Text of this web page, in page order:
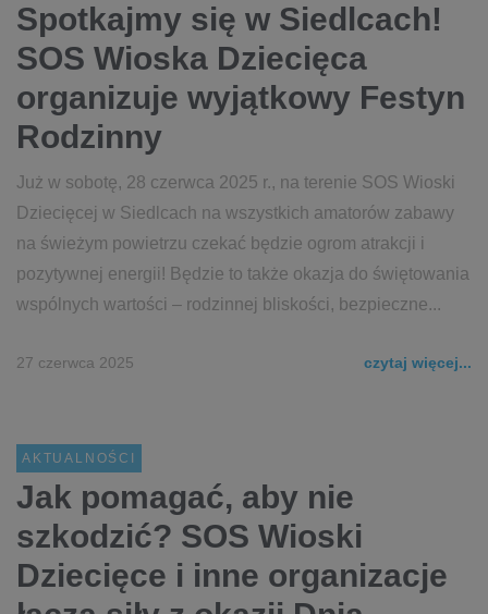
Spotkajmy się w Siedlcach!
SOS Wioska Dziecięca
organizuje wyjątkowy Festyn
Rodzinny
Już w sobotę, 28 czerwca 2025 r., na terenie SOS Wioski
Dziecięcej w Siedlcach na wszystkich amatorów zabawy
na świeżym powietrzu czekać będzie ogrom atrakcji i
pozytywnej energii! Będzie to także okazja do świętowania
wspólnych wartości – rodzinnej bliskości, bezpieczne...
27 czerwca 2025 czytaj więcej...
AKTUALNOŚCI
Jak pomagać, aby nie
szkodzić? SOS Wioski
Dziecięce i inne organizacje